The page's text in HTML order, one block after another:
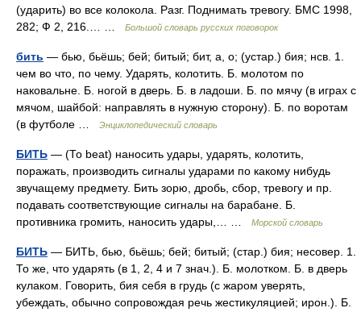
(ударить) во все колокола. Разг. Поднимать тревогу. БМС 1998,
282; Ф 2, 216.… …
Большой словарь русских поговорок
бить — бью, бьёшь; бей; битый; бит, а, о; (устар.) бия; нсв. 1.
чем во что, по чему. Ударять, колотить. Б. молотом по
наковальне. Б. ногой в дверь. Б. в ладоши. Б. по мячу (в играх с
мячом, шайбой: направлять в нужную сторону). Б. по воротам
(в футболе …
Энциклопедический словарь
БИТЬ — (То beat) наносить удары, ударять, колотить,
поражать, производить сигналы ударами по какому нибудь
звучащему предмету. Бить зорю, дробь, сбор, тревогу и пр.
подавать соответствующие сигналы на барабане. Б.
противника громить, наносить удары,… …
Морской словарь
БИТЬ — БИТЬ, бью, бьёшь; бей; битый; (стар.) бия; несовер. 1.
То же, что ударять (в 1, 2, 4 и 7 знач.). Б. молотком. Б. в дверь
кулаком. Говорить, бия себя в грудь (с жаром уверять,
убеждать, обычно сопровождая речь жестикуляцией; ирон.). Б.